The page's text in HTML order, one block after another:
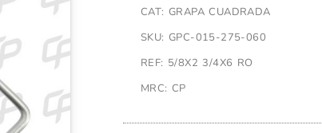
CAT: GRAPA CUADRADA
SKU: GPC-015-275-060
REF: 5/8X2 3/4X6 RO
MRC: CP